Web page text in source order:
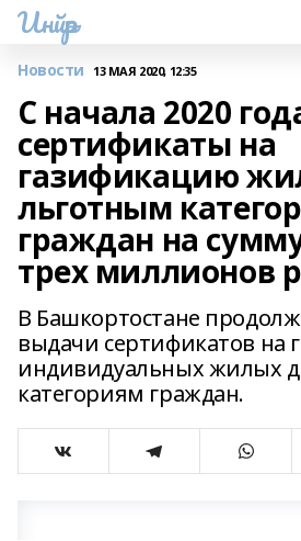
Инйәр
Новости 13 МАЯ 2020, 12:35
С начала 2020
сертификаты на
газификацию
льготным
граждан на
трех миллионов
В Башкортостане
выдачи сертификатов на
индивидуальных жилых
категориям граждан.